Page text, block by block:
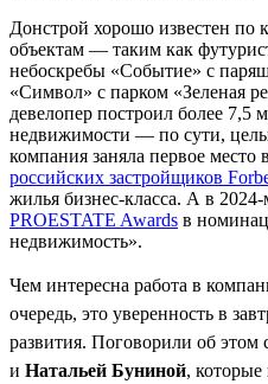
Донстрой хорошо известен по
объектам — таким как
небоскребы «Событие» с
«Символ» с парком «Зеленая
девелопер построил более 7,5
недвижимости — по сути,
компания заняла первое место в
российских застройщиков
жилья бизнес-класса. А в
PROESTATE Awards в
недвижимость».
Чем интересна работа в
очередь, это уверенность в
развития. Поговорили об этом
и Натальей Буниной,